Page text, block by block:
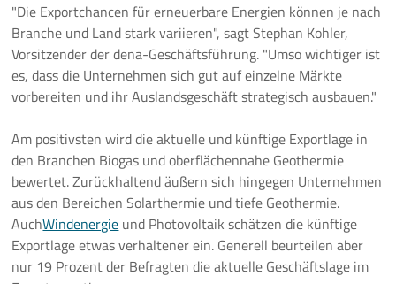
"Die Exportchancen für erneuerbare Energien können je nach
Branche und Land stark variieren", sagt Stephan Kohler,
Vorsitzender der dena-Geschäftsführung. "Umso wichtiger ist
es, dass die Unternehmen sich gut auf einzelne Märkte
vorbereiten und ihr Auslandsgeschäft strategisch ausbauen."
Am positivsten wird die aktuelle und künftige Exportlage in
den Branchen Biogas und oberflächennahe Geothermie
bewertet. Zurückhaltend äußern sich hingegen Unternehmen
aus den Bereichen Solarthermie und tiefe Geothermie.
AuchWindenergie und Photovoltaik schätzen die künftige
Exportlage etwas verhaltener ein. Generell beurteilen aber
nur 19 Prozent der Befragten die aktuelle Geschäftslage im